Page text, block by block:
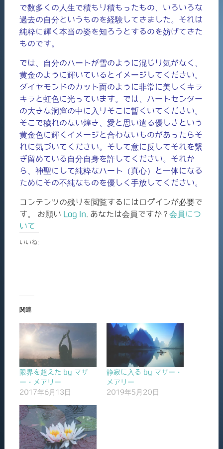
で数多くの人生で積もり積もったもの、いろいろな
過去の自分というものを経験してきました。それは
純粋に輝く本当の姿を知ろうとするのを妨げてきた
ものです。
では、自分のハートが雪のように混じり気がなく、
黄金のように輝いているとイメージしてください。
ダイヤモンドのカット面のように非常に美しくキラ
キラと虹色に光っています。では、ハートセンター
の大きな洞窟の中に入りそこに暫くいてください。
そこで穢れのない煌き、愛と思い遣る優しさという
黄金色に輝くイメージと合わないものがあったらそ
れに気づいてください。そして意に反してそれを繋
ぎ留めている自分自身を許してください。それか
ら、神聖にして純粋なハート（真心）と一体になる
ためにその不純なものを優しく手放してください。
コンテンツの残りを閲覧するにはログインが必要で
す。 お願い Log In . あなたは会員ですか ? 会員につ
いて
いいね:
関連
限界を超えた by マザ
ー・メアリー
2017年6月13日
静寂に入る by マザー・
メアリー
2019年5月20日